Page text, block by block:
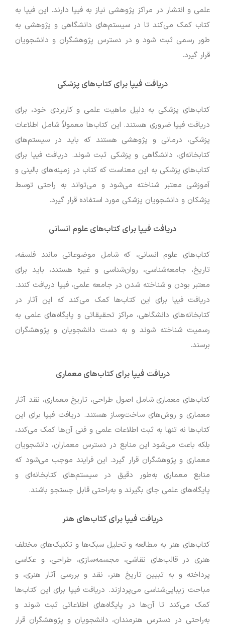
علمی و انتشار در مراکز پژوهشی نیاز به فیپا دارند. این فیپا به
کتاب کمک می‌کند تا در سیستم‌های دانشگاهی و پژوهشی به
طور رسمی ثبت شود و در دسترس پژوهشگران و دانشجویان
قرار گیرد.
دریافت فیپا برای کتاب‌های پزشکی
کتاب‌های پزشکی به دلیل ماهیت علمی و کاربردی خود، برای
دریافت فیپا ضروری هستند. این کتاب‌ها معمولاً شامل اطلاعات
پزشکی، درمانی و پژوهشی هستند که باید در سیستم‌های
کتابخانه‌ای، دانشگاهی و پزشکی ثبت شوند. دریافت فیپا برای
کتاب‌های پزشکی به این معناست که کتاب در زمینه‌های بالینی و
آموزشی معتبر شناخته می‌شود و می‌تواند به راحتی توسط
پزشکان و دانشجویان پزشکی مورد استفاده قرار گیرد.
دریافت فیپا برای کتاب‌های علوم انسانی
کتاب‌های علوم انسانی، که شامل موضوعاتی مانند فلسفه،
تاریخ، جامعه‌شناسی، روان‌شناسی و غیره هستند، باید برای
معتبر بودن و شناخته شدن در جامعه علمی، فیپا دریافت کنند.
دریافت فیپا برای این کتاب‌ها کمک می‌کند که این آثار در
کتابخانه‌های دانشگاهی، مراکز تحقیقاتی و پایگاه‌های علمی به
رسمیت شناخته شوند و به دست دانشجویان و پژوهشگران
برسند.
دریافت فیپا برای کتاب‌های معماری
کتاب‌های معماری شامل اصول طراحی، تاریخ معماری، نقد آثار
معماری و روش‌های ساخت‌وساز هستند. دریافت فیپا برای این
کتاب‌ها نه تنها به ثبت اطلاعات علمی و فنی آن‌ها کمک می‌کند،
بلکه باعث می‌شود این منابع در دسترس معماران، دانشجویان
معماری و پژوهشگران قرار گیرد. این فرایند موجب می‌شود که
منابع معماری به‌طور دقیق در سیستم‌های کتابخانه‌ای و
پایگاه‌های علمی جای بگیرند و به‌راحتی قابل جستجو باشند.
دریافت فیپا برای کتاب‌های هنر
کتاب‌های هنر به مطالعه و تحلیل سبک‌ها و تکنیک‌های مختلف
هنری در قالب‌های نقاشی، مجسمه‌سازی، طراحی، و عکاسی
پرداخته و به تبیین تاریخ هنر، نقد و بررسی آثار هنری، و
مباحث زیبایی‌شناسی می‌پردازند. دریافت فیپا برای این کتاب‌ها
کمک می‌کند تا آن‌ها در پایگاه‌های اطلاعاتی ثبت شوند و
به‌راحتی در دسترس هنرمندان، دانشجویان و پژوهشگران قرار